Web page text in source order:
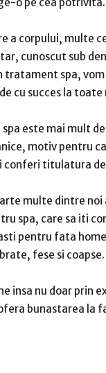
a corpului, multe
cunoscut sub
tratament spa,
cu succes la
este mai mult
motiv pentru
conferi titulatura
multe dintre
spa, care sa iti
pentru fata
fese si coapse.
insa nu doar
bunastarea la